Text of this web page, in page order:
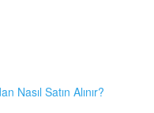
Nasıl Satın Alınır?